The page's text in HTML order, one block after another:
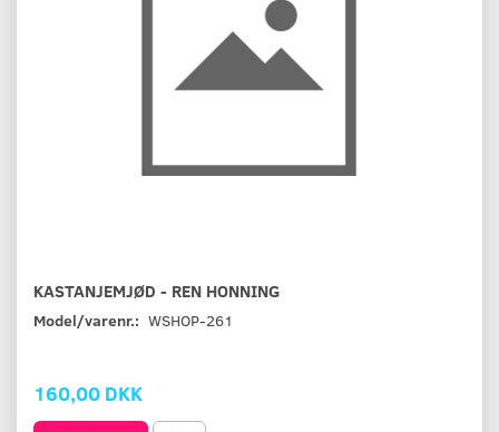
KASTANJEMJØD - REN HONNING
Model/varenr.: WSHOP-261
160,00 DKK